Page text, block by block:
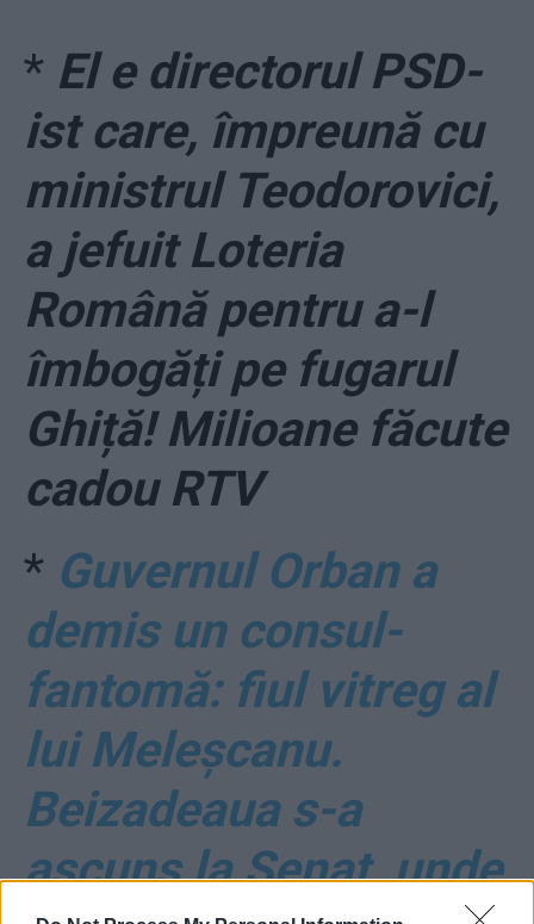
* El e directorul PSD-
ist care, împreună cu
ministrul Teodorovici,
a jefuit Loteria
Română pentru a-l
îmbogăți pe fugarul
Ghiță! Milioane făcute
cadou RTV
* Guvernul Orban a
demis un consul-
fantomă: fiul vitreg al
lui Meleșcanu.
Beizadeaua s-a
ascuns la Senat, unde